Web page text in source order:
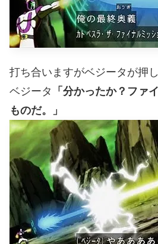
打ち合いますがベジータが押し
ベジータ
「分かったか？ファ
ものだ。」